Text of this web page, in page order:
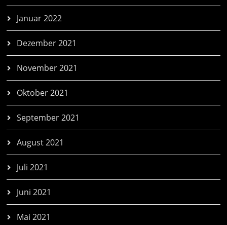
Januar 2022
Dezember 2021
November 2021
Oktober 2021
September 2021
August 2021
Juli 2021
Juni 2021
Mai 2021